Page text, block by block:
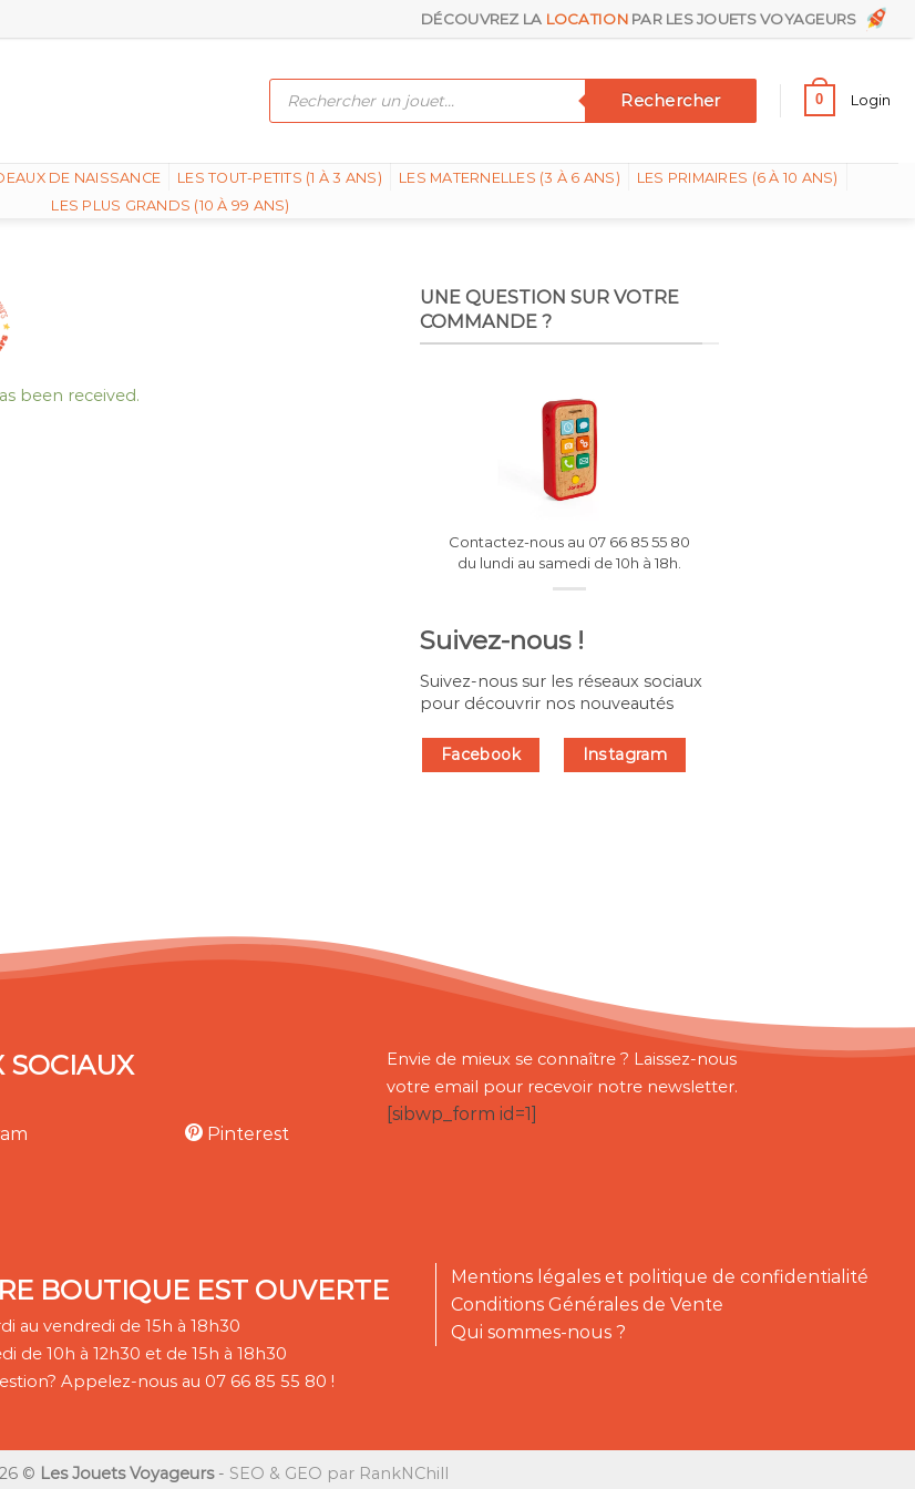
DÉCOUVREZ LA LOCATION PAR LES JOUETS VOYAGEURS
Recherche
Rechercher 0 Login
DE NAISSANCE LES TOUT-PETITS (1 À 3 ANS) LES MATERNELLES (3 À 6 ANS)
LES PRIMAIRES (6 À 10 ANS)
LES PLUS GRANDS (10 À 99 ANS)
been received.
UNE QUESTION SUR VOTRE
COMMANDE ?
Contactez-nous au 07 66 85 55 80
du lundi au samedi de 10h à 18h.
Suivez-nous !
Suivez-nous sur les réseaux sociaux
pour découvrir nos nouveautés
Facebook Instagram
SOCIAUX
Pinterest
Envie de mieux se connaître ? Laissez-nous
votre email pour recevoir notre newsletter.
[sibwp_form id=1]
BOUTIQUE EST OUVERTE
au vendredi de 15h à 18h30
de 10h à 12h30 et de 15h à 18h30
Appelez-nous au 07 66 85 55 80 !
Mentions légales et politique de confidentialité
Conditions Générales de Vente
Qui sommes-nous ?
© Les Jouets Voyageurs- SEO & GEO par RankNChill